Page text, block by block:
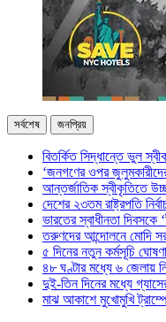
সর্বশেষ জনপ্রিয়
বিতর্কিত সিদ্ধান্তে ভুল
‘জনগণের ওপর
আন্তর্জাতিক স্বীকৃতিতে
দেশের ২৩তম রাষ্ট্রপতি
ভারতের স্বাধীনতা দিবসকে
তরুণদের আন্দোলনে মোদি
৫ দিনের নতুন কর্মসূচি
৪৮ ঘণ্টার মধ্যে ৬ জেলায়
দুই-তিন দিনের মধ্যে
মাঝ আকাশে মুখোমুখি